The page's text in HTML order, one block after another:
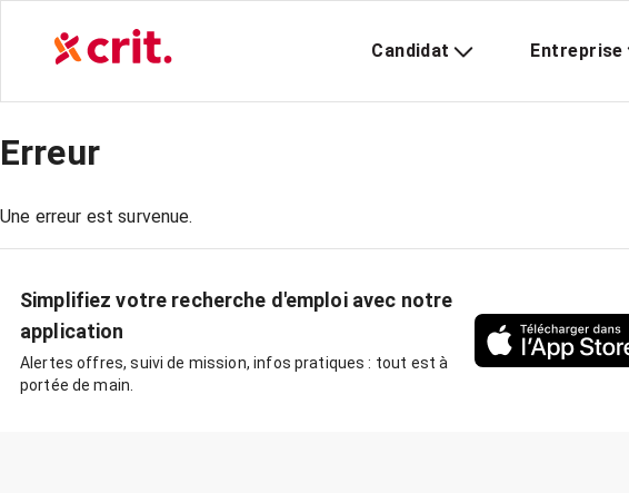
Candidat Entreprise
Erreur
Une erreur est survenue.
Simplifiez votre recherche d'emploi avec notre
application
Alertes offres, suivi de mission, infos pratiques : tout est à
portée de main.